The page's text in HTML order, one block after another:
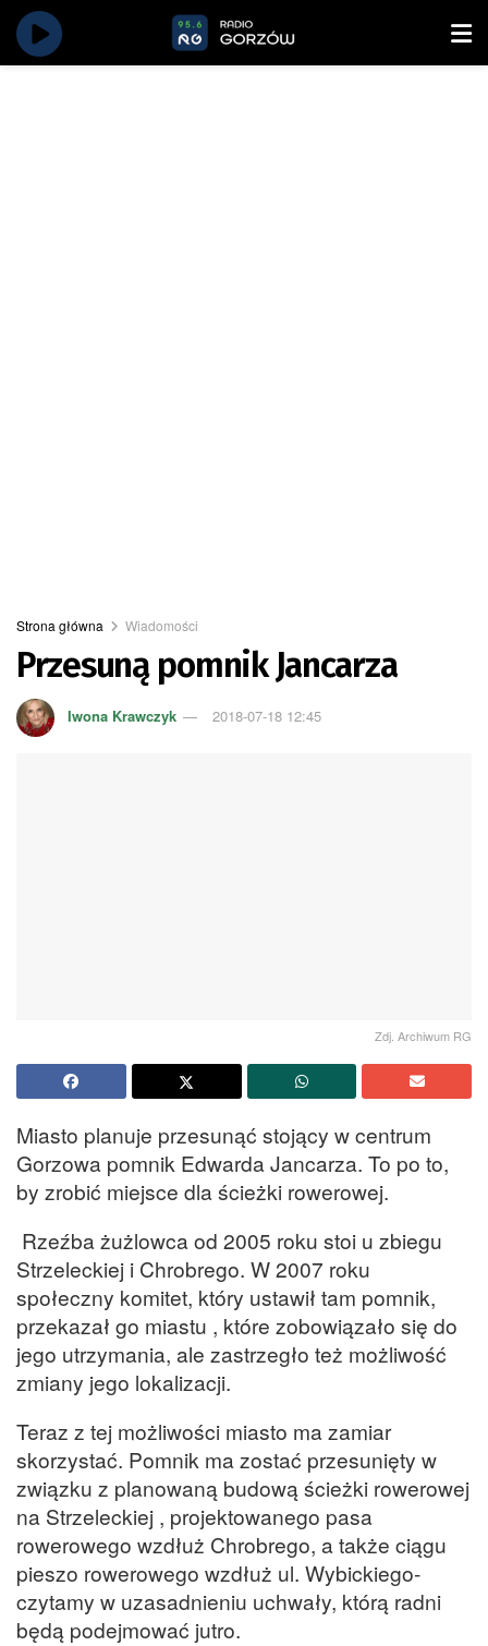
Strona główna Wiadomości
Przesuną pomnik Jancarza
Iwona Krawczyk 2018-07-18 12:45
Zdj. Archiwum RG
Miasto planuje przesunąć stojący w centrum
Gorzowa pomnik Edwarda Jancarza. To po to,
by zrobić miejsce dla ścieżki rowerowej.
Rzeźba żużlowca od 2005 roku stoi u zbiegu
Strzeleckiej i Chrobrego. W 2007 roku
społeczny komitet, który ustawił tam pomnik,
przekazał go miastu , które zobowiązało się do
jego utrzymania, ale zastrzegło też możliwość
zmiany jego lokalizacji.
Teraz z tej możliwości miasto ma zamiar
skorzystać. Pomnik ma zostać przesunięty w
związku z planowaną budową ścieżki rowerowej
na Strzeleckiej , projektowanego pasa
rowerowego wzdłuż Chrobrego, a także ciągu
pieszo rowerowego wzdłuż ul. Wybickiego-
czytamy w uzasadnieniu uchwały, którą radni
będą podejmować jutro.